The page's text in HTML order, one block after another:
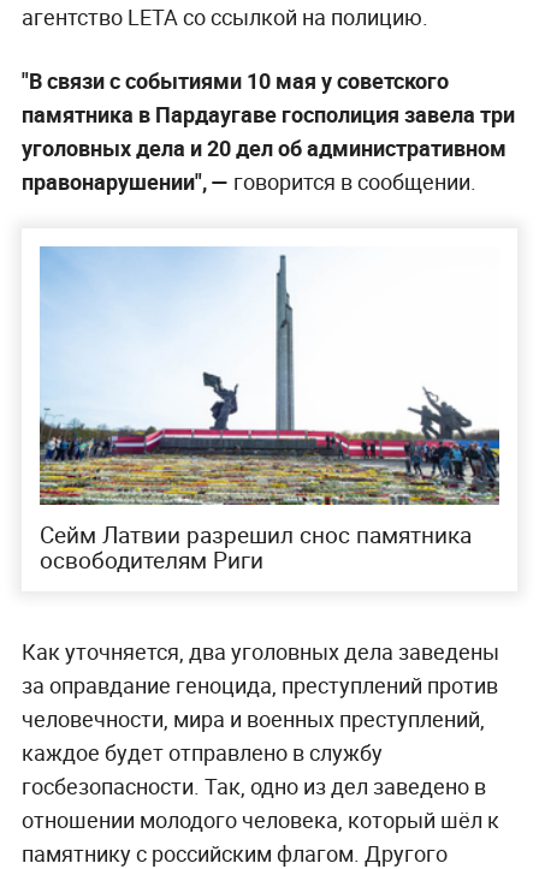
агентство LETA со ссылкой на полицию.
"В связи с событиями 10 мая у советского
памятника в Пардаугаве госполиция завела три
уголовных дела и 20 дел об административном
правонарушении",— говорится в сообщении.
️Сейм Латвии разрешил снос памятника
освободителям Риги
Как уточняется, два уголовных дела заведены
за оправдание геноцида, преступлений против
человечности, мира и военных преступлений,
каждое будет отправлено в службу
госбезопасности. Так, одно из дел заведено в
отношении молодого человека, который шёл к
памятнику с российским флагом. Другого